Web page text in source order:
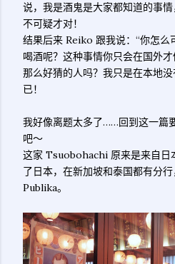
说，我是酒鬼是大家都知道的事
不可疑才对！
结果后来 Reiko 跟我说：“你怎么
喝酒呢？这种事情你只会在国外
那么好猜的人吗？我只是在本地
已！
我好像离题太多了……回到这一篇
吧～
这家 Tsuobohachi 原来是来自日
了日本，在新加坡和泰国都有分
Publika。